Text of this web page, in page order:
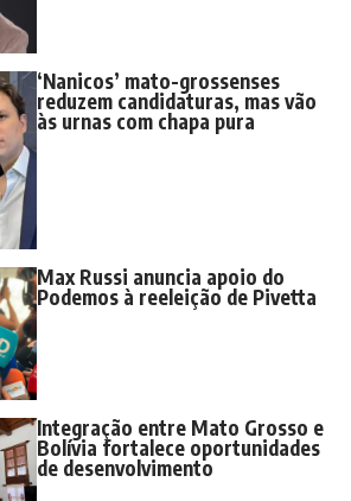
‘Nanicos’ mato-grossenses
reduzem candidaturas, mas vão
às urnas com chapa pura
Max Russi anuncia apoio do
Podemos à reeleição de Pivetta
Integração entre Mato Grosso e
Bolívia fortalece oportunidades
de desenvolvimento